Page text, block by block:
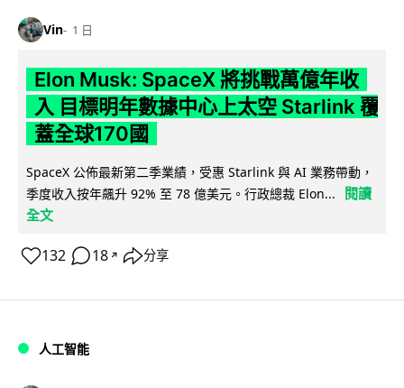
Vin 1 日
Elon Musk: SpaceX 將挑戰萬億年收
入 目標明年數據中心上太空 Starlink 覆
蓋全球170國
SpaceX 公佈最新第二季業績，受惠 Starlink 與 AI 業務帶動，
季度收入按年飆升 92% 至 78 億美元。行政總裁 Elon...
閱讀
全文
132 18 ↗ 分享
人工智能